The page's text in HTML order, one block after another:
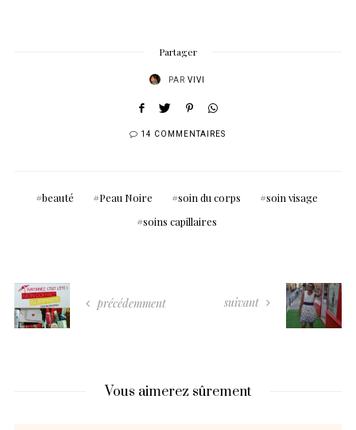
Partager
PAR VIVI
14 COMMENTAIRES
beauté Peau Noire soin du corps
soin visage
soins capillaires
précédemment suivant
Vous aimerez sûrement